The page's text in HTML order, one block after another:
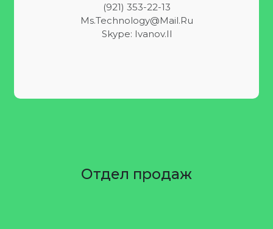
(921) 353-22-13
Ms.technology@mail.ru
Skype: Ivanov.il
Отдел продаж